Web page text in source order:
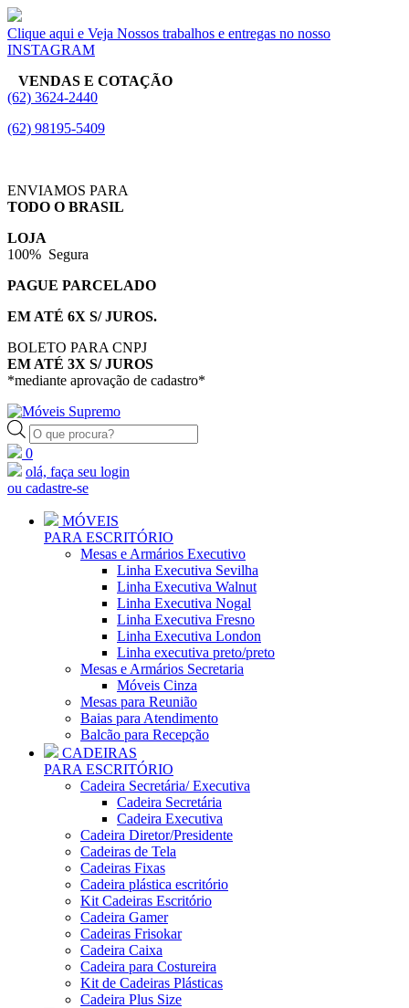
Clique aqui e Veja Nossos trabalhos e entregas no nosso
INSTAGRAM
VENDAS E COTAÇÃO
(62) 3624-2440
(62) 98195-5409
ENVIAMOS PARA
TODO O BRASIL
LOJA
100% Segura
PAGUE PARCELADO
EM ATÉ 6X S/ JUROS.
BOLETO PARA CNPJ
EM ATÉ 3X S/ JUROS
*mediante aprovação de cadastro*
Pesquisar
produtos
0
olá, faça seu login
ou cadastre-se
MÓVEIS
PARA ESCRITÓRIO
Mesas e Armários Executivo
Linha Executiva Sevilha
Linha Executiva Walnut
Linha Executiva Nogal
Linha Executiva Fresno
Linha Executiva London
Linha executiva preto/preto
Mesas e Armários Secretaria
Móveis Cinza
Mesas para Reunião
Baias para Atendimento
Balcão para Recepção
CADEIRAS
PARA ESCRITÓRIO
Cadeira Secretária/ Executiva
Cadeira Secretária
Cadeira Executiva
Cadeira Diretor/Presidente
Cadeiras de Tela
Cadeiras Fixas
Cadeira plástica escritório
Kit Cadeiras Escritório
Cadeira Gamer
Cadeiras Frisokar
Cadeira Caixa
Cadeira para Costureira
Kit de Cadeiras Plásticas
Cadeira Plus Size